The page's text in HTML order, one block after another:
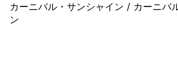
カーニバル・サンシャイン / カーニバ
ン